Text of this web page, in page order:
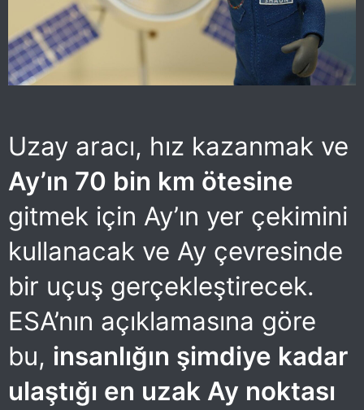
Uzay aracı, hız kazanmak ve
Ay’ın 70 bin km ötesine
gitmek için Ay’ın yer çekimini
kullanacak ve Ay çevresinde
bir uçuş gerçekleştirecek.
ESA’nın açıklamasına göre
bu, insanlığın şimdiye kadar
ulaştığı en uzak Ay noktası